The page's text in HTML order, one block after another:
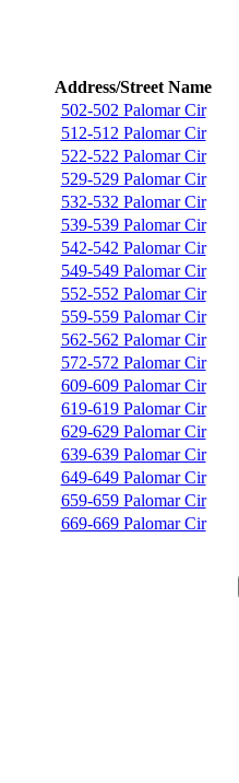
Address/Street Name
502-502 Palomar Cir
512-512 Palomar Cir
522-522 Palomar Cir
529-529 Palomar Cir
532-532 Palomar Cir
539-539 Palomar Cir
542-542 Palomar Cir
549-549 Palomar Cir
552-552 Palomar Cir
559-559 Palomar Cir
562-562 Palomar Cir
572-572 Palomar Cir
609-609 Palomar Cir
619-619 Palomar Cir
629-629 Palomar Cir
639-639 Palomar Cir
649-649 Palomar Cir
659-659 Palomar Cir
669-669 Palomar Cir